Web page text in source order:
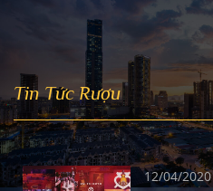
Tin Tức Rượu
12/04/2020